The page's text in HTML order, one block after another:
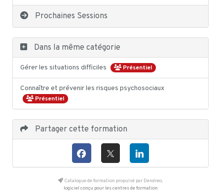
Prochaines Sessions
Dans la même catégorie
Gérer les situations difficiles Présentiel
Connaître et prévenir les risques psychosociaux
Présentiel
Partager cette formation
Catalogue de formation propulsé par Dendreo,
logiciel conçu pour les centres de formation